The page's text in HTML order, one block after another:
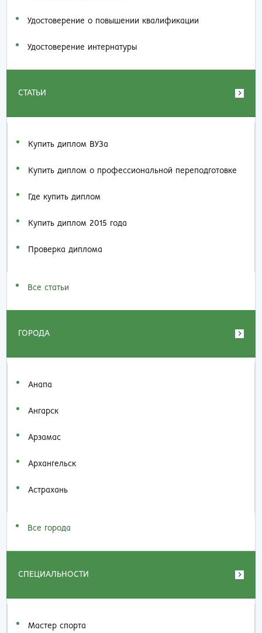
Удостоверение о повышении квалификации
Удостоверение интернатуры
СТАТЬИ
Купить диплом ВУЗа
Купить диплом о профессиональной переподготовке
Где купить диплом
Купить диплом 2015 года
Проверка диплома
Все статьи
ГОРОДА
Анапа
Ангарск
Арзамас
Архангельск
Астрахань
Все города
СПЕЦИАЛЬНОСТИ
Мастер спорта